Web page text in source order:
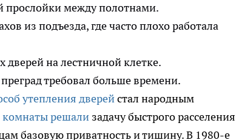
прослойки между полотнами.
из подъезда, где часто плохо работала
на лестничной клетке.
требовал больше времени.
утепления дверейстал народным
комнаты решали задачу быстрого расселения
базовую приватность и тишину. В 1980-е